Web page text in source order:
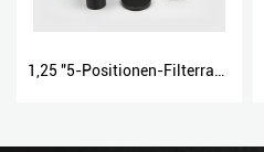
1,25 "5-Positionen-Filterrad Rad